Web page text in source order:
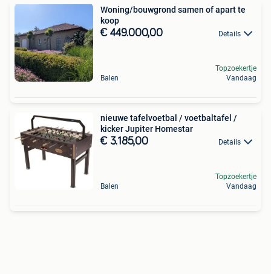
Woning/bouwgrond samen of apart te
koop
€ 449.000,00 Details
Balen
Topzoekertje
Vandaag
nieuwe tafelvoetbal / voetbaltafel /
kicker Jupiter Homestar
€ 3.185,00 Details
Balen
Topzoekertje
Vandaag